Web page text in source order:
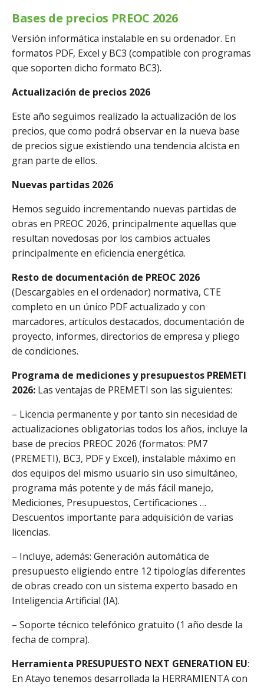
Bases de precios PREOC 2026
Versión informática instalable en su ordenador. En
formatos PDF, Excel y BC3 (compatible con programas
que soporten dicho formato BC3).
Actualización de precios 2026
Este año seguimos realizado la actualización de los
precios, que como podrá observar en la nueva base
de precios sigue existiendo una tendencia alcista en
gran parte de ellos.
Nuevas partidas 2026
Hemos seguido incrementando nuevas partidas de
obras en PREOC 2026, principalmente aquellas que
resultan novedosas por los cambios actuales
principalmente en eficiencia energética.
Resto de documentación de PREOC 2026
(Descargables en el ordenador) normativa, CTE
completo en un único PDF actualizado y con
marcadores, artículos destacados, documentación de
proyecto, informes, directorios de empresa y pliego
de condiciones.
Programa de mediciones y presupuestos PREMETI
2026: Las ventajas de PREMETI son las siguientes:
– Licencia permanente y por tanto sin necesidad de
actualizaciones obligatorias todos los años, incluye la
base de precios PREOC 2026 (formatos: PM7
(PREMETI), BC3, PDF y Excel), instalable máximo en
dos equipos del mismo usuario sin uso simultáneo,
programa más potente y de más fácil manejo,
Mediciones, Presupuestos, Certificaciones …
Descuentos importante para adquisición de varias
licencias.
– Incluye, además: Generación automática de
presupuesto eligiendo entre 12 tipologías diferentes
de obras creado con un sistema experto basado en
Inteligencia Artificial (IA).
– Soporte técnico telefónico gratuito (1 año desde la
fecha de compra).
Herramienta PRESUPUESTO NEXT GENERATION EU:
En Atayo tenemos desarrollada la HERRAMIENTA con